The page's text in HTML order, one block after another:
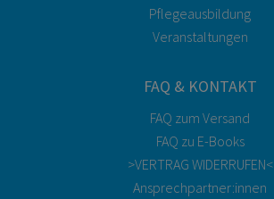
Pflegeausbildung
Veranstaltungen
FAQ & KONTAKT
FAQ zum Versand
FAQ zu E-Books
>VERTRAG WIDERRUFEN<
Ansprechpartner:innen